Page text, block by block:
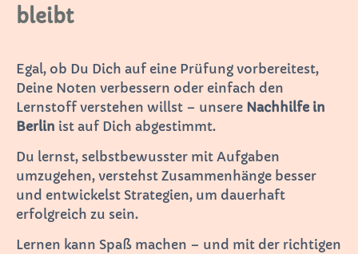
bleibt
Egal, ob Du Dich auf eine Prüfung vorbereitest,
Deine Noten verbessern oder einfach den
Lernstoff verstehen willst – unsere Nachhilfe in
Berlin ist auf Dich abgestimmt.
Du lernst, selbstbewusster mit Aufgaben
umzugehen, verstehst Zusammenhänge besser
und entwickelst Strategien, um dauerhaft
erfolgreich zu sein.
Lernen kann Spaß machen – und mit der richtigen